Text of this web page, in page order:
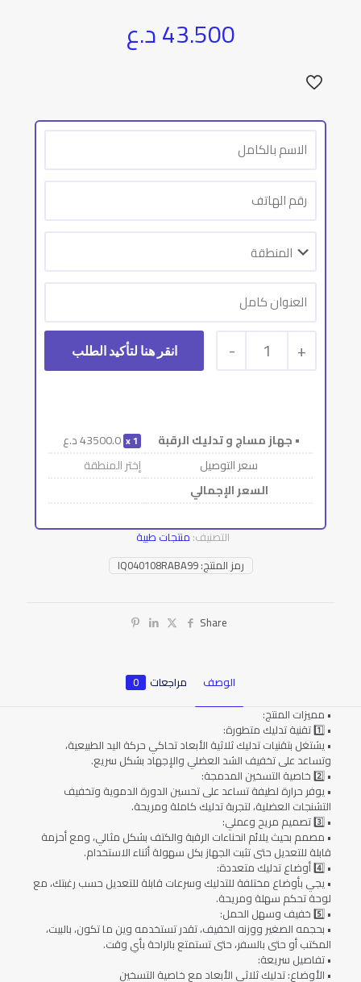
43.500د.ع
+
1
-
• جهاز مساج و تدليك الرقبة 1
43500.0د.ع
سعر التوصيل
إختر المنطقة
السعر الإجمالي
رمز المنتج:IQ040108RABA99
التصنيف: منتجات طبية
Share
الوصف مراجعات 0
• مميزات المنتج:
• 1️⃣ تقنية تدليك متطورة:
• يشتغل بتقنيات تدليك ثلاثية الأبعاد تحاكي حركة اليد الطبيعية،
وتساعد على تخفيف الشد العضلي والإجهاد بشكل سريع.
• 2️⃣ خاصية التسخين المدمجة:
• يوفر حرارة لطيفة تساعد على تحسين الدورة الدموية وتخفيف
التشنجات العضلية، لتجربة تدليك كاملة ومريحة.
• 3️⃣ تصميم مريح وعملي:
• مصمم بحيث يلائم انحناءات الرقبة والكتف بشكل مثالي، ومع أحزمة
قابلة للتعديل حتى تثبت الجهاز بكل سهولة أثناء الاستخدام.
• 4️⃣ أوضاع تدليك متعددة:
• يجي بأوضاع مختلفة للتدليك وسرعات قابلة للتعديل حسب رغبتك، مع
لوحة تحكم سهلة ومريحة.
• 5️⃣ خفيف وسهل الحمل:
• بحجمه الصغير ووزنه الخفيف، تقدر تستخدمه وين ما تكون، بالبيت،
المكتب أو حتى بالسفر، حتى تستمتع بالراحة بأي وقت.
• تفاصيل سريعة:
• الأوضاع: تدليك ثلاثي الأبعاد مع خاصية التسخين